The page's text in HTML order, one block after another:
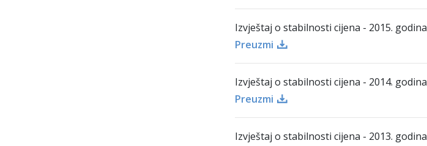
Izvještaj o stabilnosti cijena - 2015. godina
Preuzmi
Izvještaj o stabilnosti cijena - 2014. godina
Preuzmi
Izvještaj o stabilnosti cijena - 2013. godina